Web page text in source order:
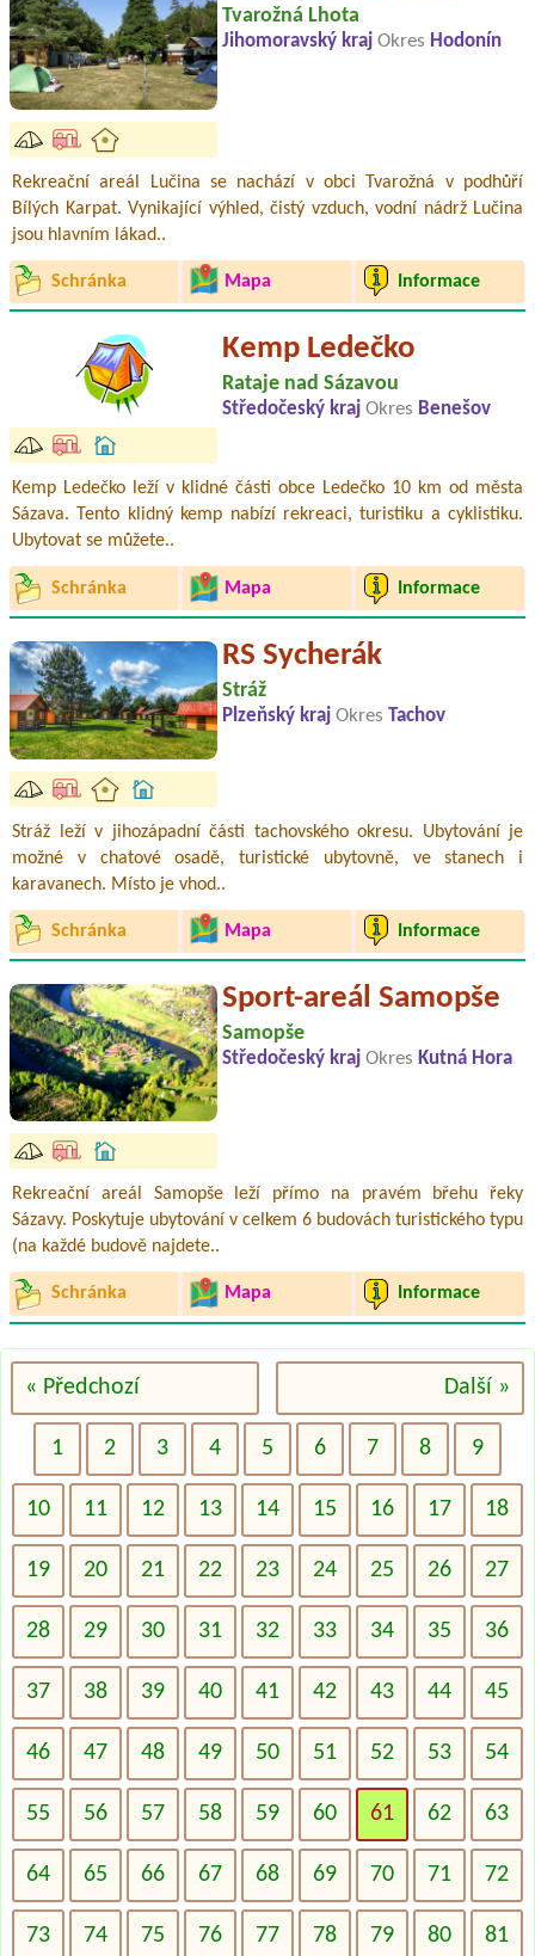
Tvarožná Lhota
Jihomoravský kraj Okres Hodonín
Rekreační areál Lučina se nachází v obci Tvarožná v podhůří
Bílých Karpat. Vynikající výhled, čistý vzduch, vodní nádrž Lučina
jsou hlavním lákad..
Schránka Mapa Informace
Kemp Ledečko
Rataje nad Sázavou
Středočeský kraj Okres Benešov
Kemp Ledečko leží v klidné části obce Ledečko 10 km od města
Sázava. Tento klidný kemp nabízí rekreaci, turistiku a cyklistiku.
Ubytovat se můžete..
Schránka Mapa Informace
RS Sycherák
Stráž
Plzeňský kraj Okres Tachov
Stráž leží v jihozápadní části tachovského okresu. Ubytování je
možné v chatové osadě, turistické ubytovně, ve stanech i
karavanech. Místo je vhod..
Schránka Mapa Informace
Sport-areál Samopše
Samopše
Středočeský kraj Okres Kutná Hora
Rekreační areál Samopše leží přímo na pravém břehu řeky
Sázavy. Poskytuje ubytování v celkem 6 budovách turistického typu
(na každé budově najdete..
Schránka Mapa Informace
« Předchozí Další »
1 2 3 4 5 6 7 8 9
10 11 12 13 14 15 16 17 18
19 20 21 22 23 24 25 26 27
28 29 30 31 32 33 34 35 36
37 38 39 40 41 42 43 44 45
46 47 48 49 50 51 52 53 54
55 56 57 58 59 60 61 62 63
64 65 66 67 68 69 70 71 72
73 74 75 76 77 78 79 80 81